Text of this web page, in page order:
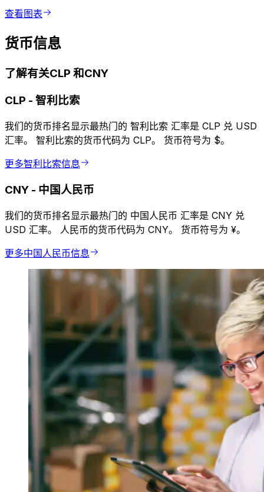
查看图表
货币信息
了解有关CLP 和CNY
CLP - 智利比索
我们的货币排名显示最热门的 智利比索 汇率是 CLP 兑 USD
汇率。 智利比索的货币代码为 CLP。 货币符号为 $。
更多智利比索信息
CNY - 中国人民币
我们的货币排名显示最热门的 中国人民币 汇率是 CNY 兑
USD 汇率。 人民币的货币代码为 CNY。 货币符号为 ¥。
更多中国人民币信息